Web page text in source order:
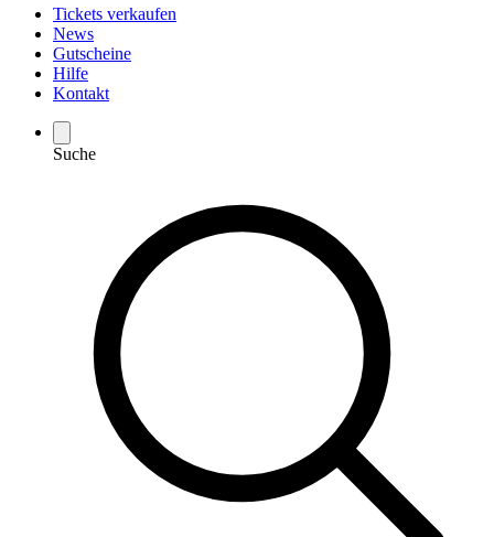
Tickets verkaufen
News
Gutscheine
Hilfe
Kontakt
Suche